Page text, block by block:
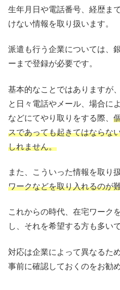
生年月日や電話番号、経歴ま
けない情報を取り扱います。
派遣も行う企業については、
ーまで登録が必要です。
基本的なことではありますが
と日々電話やメール、場合に
などにてやり取りをする際、
スであっても起きてはならな
しれません。
また、こういった情報を取り
ワークなどを取り入れるのが
これからの時代、在宅ワーク
し、それを希望する方も多い
対応は企業によって異なるた
事前に確認しておくのをお勧